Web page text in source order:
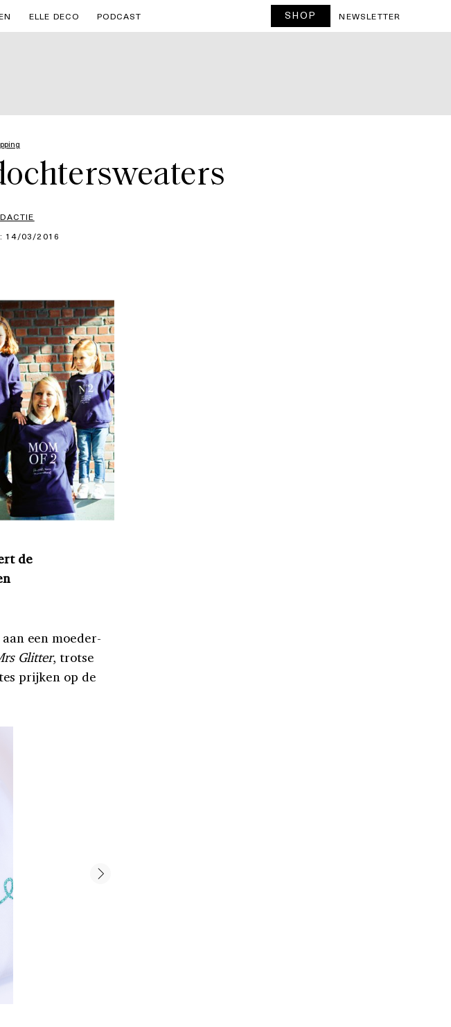
ELLE DECO PODCAST SHOP NEWSLETTER
: 14/03/2016
de
een moeder-
Glitter, trotse
prijken op de